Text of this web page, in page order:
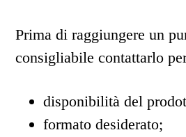
Prima di raggiungere un
consigliabile contattarlo
disponibilità del
formato desiderato;